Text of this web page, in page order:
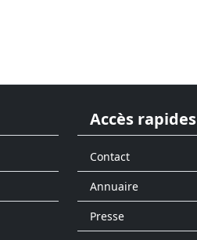
Accès rapides
Contact
Annuaire
Presse